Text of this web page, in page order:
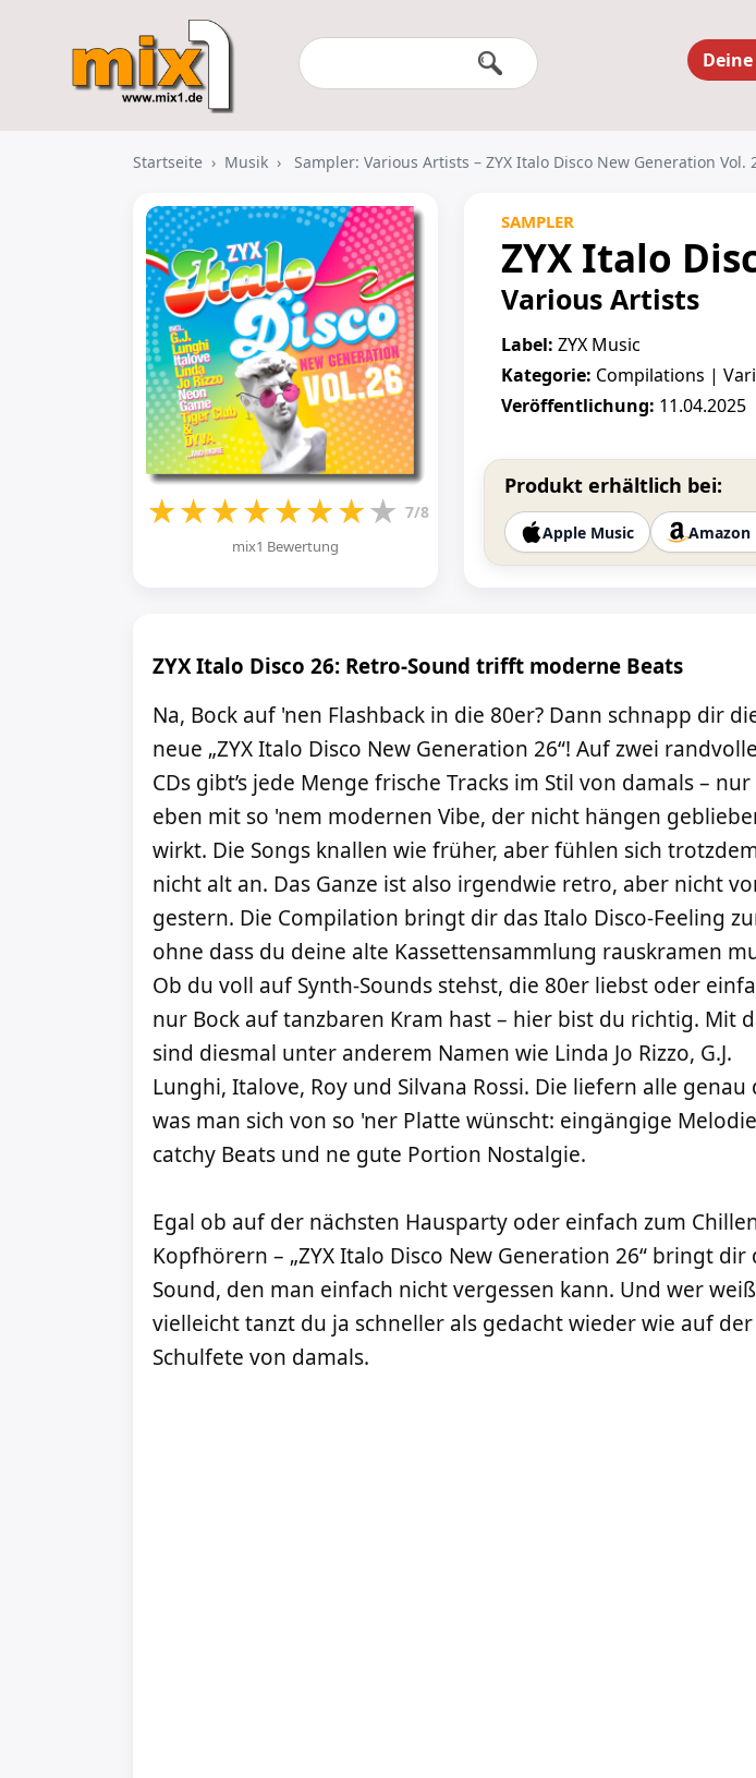
Startseite › Musik › Sampler: Various Artists – ZYX Italo Disco New Generation Vol.
★★★★★★★★ 7/8
mix1 Bewertung
SAMPLER
ZYX Italo
Various Artists
Label: ZYX Music
Kategorie: Compilations |
Veröffentlichung: 11.04.2025
Produkt erhältlich bei:
Apple Music Amazon
ZYX Italo Disco 26: Retro-Sound trifft moderne Beats
Na, Bock auf 'nen Flashback in die 80er? Dann schnapp dir
neue „ZYX Italo Disco New Generation 26“! Auf zwei
CDs gibt’s jede Menge frische Tracks im Stil von damals – nur
eben mit so 'nem modernen Vibe, der nicht hängen
wirkt. Die Songs knallen wie früher, aber fühlen sich
nicht alt an. Das Ganze ist also irgendwie retro, aber nicht
gestern. Die Compilation bringt dir das Italo Disco-Feeling
ohne dass du deine alte Kassettensammlung rauskramen
Ob du voll auf Synth-Sounds stehst, die 80er liebst oder
nur Bock auf tanzbaren Kram hast – hier bist du richtig. Mit
sind diesmal unter anderem Namen wie Linda Jo Rizzo, G.J.
Lunghi, Italove, Roy und Silvana Rossi. Die liefern alle genau
was man sich von so 'ner Platte wünscht: eingängige
catchy Beats und ne gute Portion Nostalgie.
Egal ob auf der nächsten Hausparty oder einfach zum
Kopfhörern – „ZYX Italo Disco New Generation 26“ bringt dir
Sound, den man einfach nicht vergessen kann. Und wer
vielleicht tanzt du ja schneller als gedacht wieder wie auf der
Schulfete von damals.